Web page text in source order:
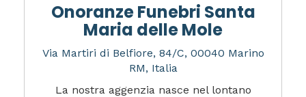
Onoranze Funebri Santa
Maria delle Mole
Via Martiri di Belfiore, 84/C, 00040 Marino
RM, Italia
La nostra aggenzia nasce nel lontano